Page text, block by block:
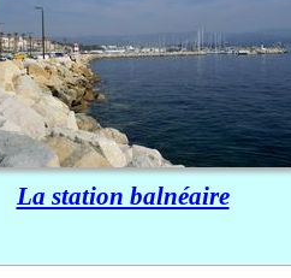
La station balnéaire